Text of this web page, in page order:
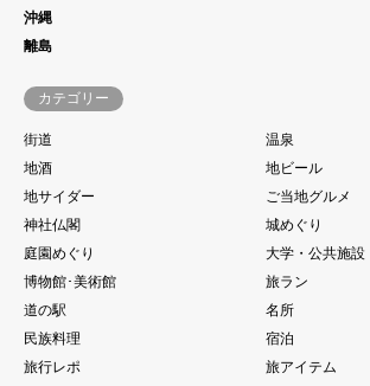
沖縄
離島
カテゴリー
街道
温泉
地酒
地ビール
地サイダー
ご当地グルメ
神社仏閣
城めぐり
庭園めぐり
大学・公共施設
博物館･美術館
旅ラン
道の駅
名所
民族料理
宿泊
旅行レポ
旅アイテム